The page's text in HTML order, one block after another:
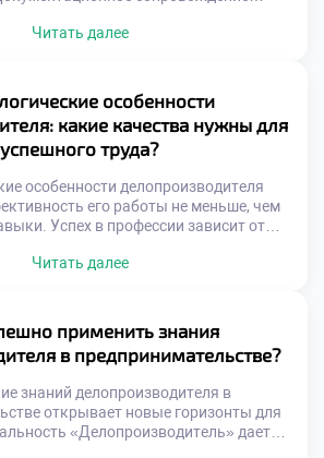
оформления бумаг движение
Его работа напрямую влияет на
и финансовые результаты. Ошибки в
к простоям транспорта и штрафам.
выступает гарантом […]
Читать далее
особенности
какие качества нужны для
успешного труда?
особенности делопроизводителя
его работы не меньше, чем
Успех в профессии зависит от
специалиста. Документационное
качеств. Именно они позволяют
нагрузками и ответственностью
с документами — это постоянный
с информацией и людьми […]
Читать далее
применить знания
в предпринимательстве?
знаний делопроизводителя в
открывает новые горизонты для
«Делопроизводитель» дает